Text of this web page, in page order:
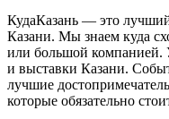
КудаКазань — это
Казани. Мы знаем куда
или большой компанией.
и выставки Казани.
лучшие
которые обязательно